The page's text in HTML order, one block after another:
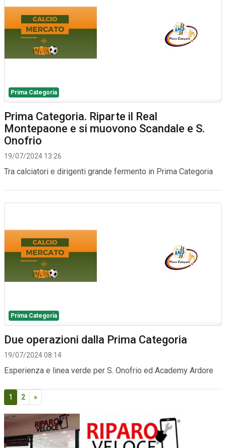
Prima Categoria
Prima Categoria. Riparte il Real
Montepaone e si muovono Scandale e S.
Onofrio
19/07/2024 13:26
Tra calciatori e dirigenti grande fermento in Prima Categoria
Prima Categoria
Due operazioni dalla Prima Categoria
19/07/2024 08:14
Esperienza e linea verde per S. Onofrio ed Academy Ardore
1 2 »